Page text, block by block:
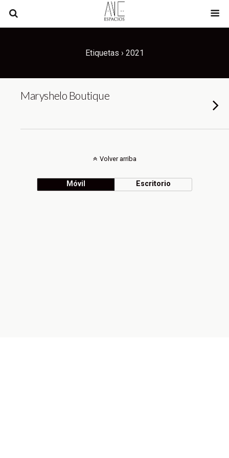
Etiquetas › 2021
Maryshelo Boutique
Volver arriba
Móvil Escritorio